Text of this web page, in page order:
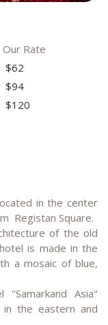
Our Rate
$62
$94
$120
in the center
Registan Square.
of the old
is made in the
a mosaic of blue,
Asia"
in the eastern and